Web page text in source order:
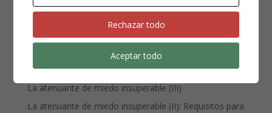
ENTRADAS RECIENTES
Denuncia, querella y atestado policial: por qué no es lo
mismo
La atenuante de miedo insuperable (III)
La atenuante de miedo insuperable (II): Requisitos para
Rechazar todo
Aceptar todo